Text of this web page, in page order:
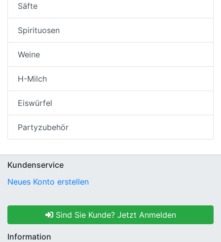
Säfte
Spirituosen
Weine
H-Milch
Eiswürfel
Partyzubehör
Kundenservice
Neues Konto erstellen
Sind Sie Kunde? Jetzt Anmelden
Information